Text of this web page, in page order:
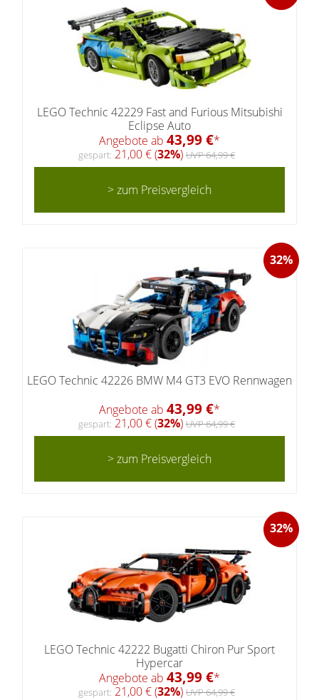
LEGO Technic 42229 Fast and Furious Mitsubishi
Eclipse Auto
Angebote ab 43,99 €*
gespart: 21,00 € (32%) UVP 64,99 €
> zum Preisvergleich
32%
LEGO Technic 42226 BMW M4 GT3 EVO Rennwagen
Angebote ab 43,99 €*
gespart: 21,00 € (32%) UVP 64,99 €
> zum Preisvergleich
32%
LEGO Technic 42222 Bugatti Chiron Pur Sport
Hypercar
Angebote ab 43,99 €*
gespart: 21,00 € (32%) UVP 64,99 €